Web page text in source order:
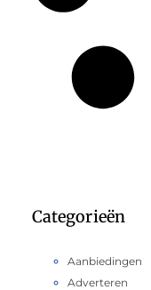
Categorieën
Aanbiedingen
Adverteren